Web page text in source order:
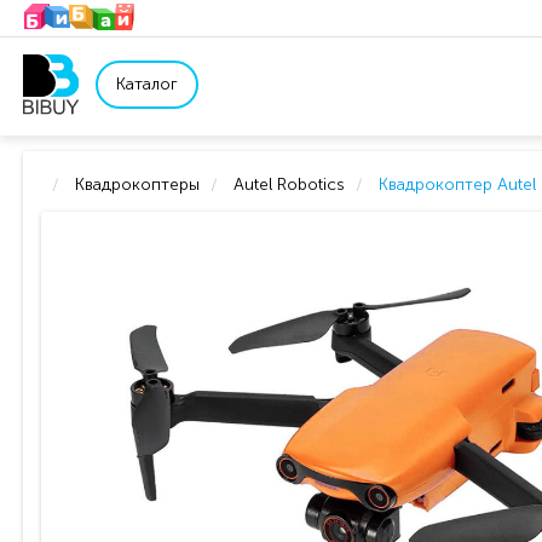
Каталог
Квадрокоптеры Autel Robotics Квадрокоптер